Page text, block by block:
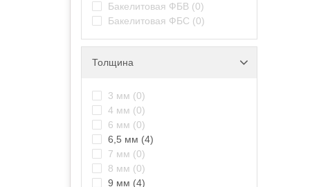
Бакелитовая ФБВ (0)
Бакелитовая ФБС (0)
Толщина
3 мм (0)
4 мм (0)
6 мм (0)
6,5 мм (4)
7 мм (0)
8 мм (0)
9 мм (4)